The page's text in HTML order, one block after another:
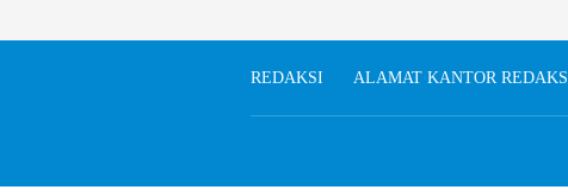
REDAKSI ALAMAT KANTOR